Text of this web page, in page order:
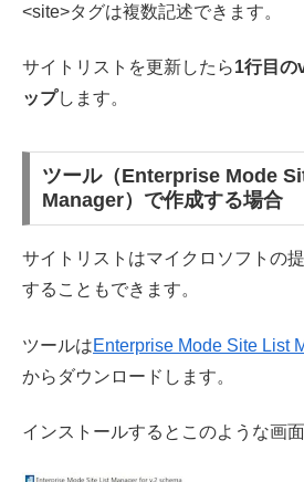
<site>タグは複数記述できます。
サイトリストを更新したら1行目
ップします。
ツール（Enterprise Mode
Manager）で作成する場合
サイトリストはマイクロソフトの
することもできます。
ツールはEnterprise Mode Site List
からダウンロードします。
インストールするとこのような画面